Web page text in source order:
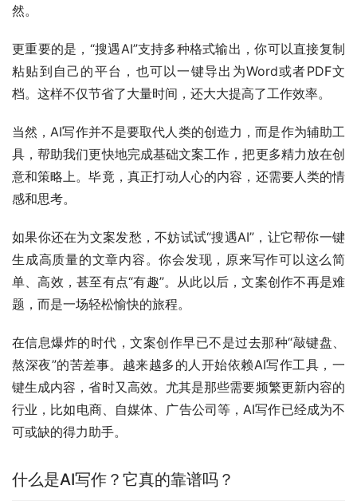
然。
更重要的是，“搜遇AI”支持多种格式输出，你可以直接复制
粘贴到自己的平台，也可以一键导出为Word或者PDF文
档。这样不仅节省了大量时间，还大大提高了工作效率。
当然，AI写作并不是要取代人类的创造力，而是作为辅助工
具，帮助我们更快地完成基础文案工作，把更多精力放在创
意和策略上。毕竟，真正打动人心的内容，还需要人类的情
感和思考。
如果你还在为文案发愁，不妨试试“搜遇AI”，让它帮你一键
生成高质量的文章内容。你会发现，原来写作可以这么简
单、高效，甚至有点“有趣”。从此以后，文案创作不再是难
题，而是一场轻松愉快的旅程。
在信息爆炸的时代，文案创作早已不是过去那种“敲键盘、
熬深夜”的苦差事。越来越多的人开始依赖AI写作工具，一
键生成内容，省时又高效。尤其是那些需要频繁更新内容的
行业，比如电商、自媒体、广告公司等，AI写作已经成为不
可或缺的得力助手。
什么是AI写作？它真的靠谱吗？